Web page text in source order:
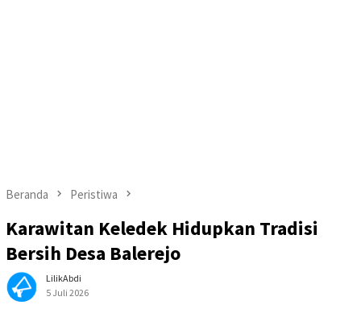
Beranda Peristiwa
Karawitan Keledek Hidupkan Tradisi
Bersih Desa Balerejo
LilikAbdi
5 Juli 2026